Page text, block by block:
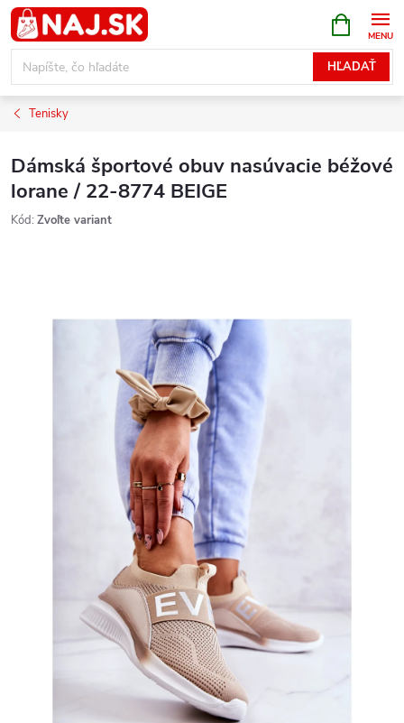
Prejsť
na
obsah
HĽADAŤ
KOŠÍK
Tenisky
Dámská športové obuv nasúvacie béžové
lorane / 22-8774 BEIGE
Kód: Zvoľte variant